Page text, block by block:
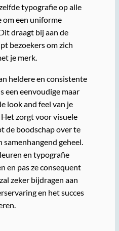
typografie op alle
om een uniforme
draagt bij aan de
bezoekers om zich
je merk.
heldere en consistente
een eenvoudige maar
look and feel van je
zorgt voor visuele
de boodschap over te
geheel.
en typografie
en pas ze consequent
zeker bijdragen aan
en het succes